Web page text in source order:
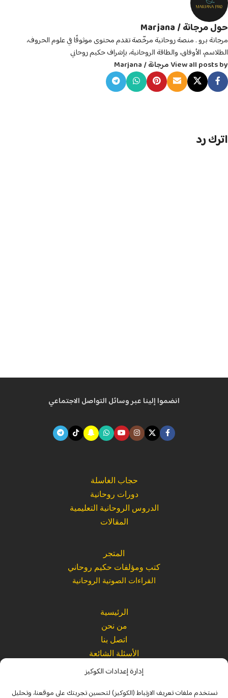
إدارة إعدادات الكوكيز
نستخدم ملفات تعريف الارتباط (الكوكيز) لتحسين تجربتك على موقعنا، وتحليل
حول مرجانة / Marjana
مرجانة برو . منصة روحانية مرخّصة تقدم محتوى موثوقًا في علوم الحروف،
الطلاسم، الأوفاق، والطاقة الروحانية، بإشراف حكيم روحاني
View all posts by مرجانة / Marjana
اترك رد
انضموا إلينا عبر وسائل التواصل الاجتماعي
حجاب الغاسلة
دورات روحانية
الدروس الروحانية التعليمية
المقالات
المتجر
كتب ومؤلفات حكيم روحاني
القراءات الصوتية الروحانية
الرئيسية
من نحن
اتصل بنا
الأسئلة الشائعة